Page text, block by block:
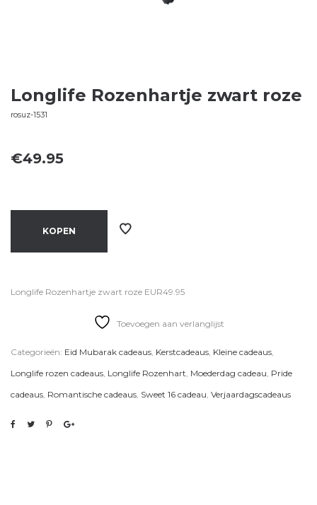
Longlife Rozenhartje zwart roze
rosuz-1531
€49.95
KOPEN
Longlife Rozenhartje zwart roze EUR49.95
Toevoegen aan verlanglijst
Categorieën: Eid Mubarak cadeaus, Kerstcadeaus, Kleine cadeaus,
Longlife rozen cadeaus, Longlife Rozenhart, Moederdag cadeau, Pride
cadeaus, Romantische cadeaus, Sweet 16 cadeau, Verjaardagscadeaus